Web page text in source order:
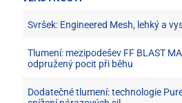
Svršek: Engineered Mesh, lehký a
Tlumení: mezipodešev FF BLAST
odpružený pocit při běhu
Dodatečné tlumení: technologie